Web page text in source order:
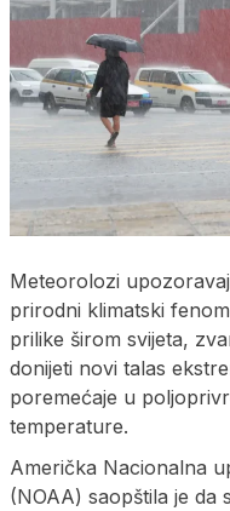
Meteorolozi
prirodni klimatski
prilike širom svijeta,
donijeti novi talas
poremećaje u
temperature.
Američka Nacionalna
(NOAA) saopštila je da